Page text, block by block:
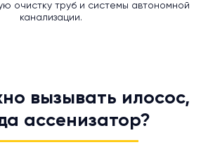
очистку труб и системы автономной
канализации.
вызывать илосос,
ассенизатор?